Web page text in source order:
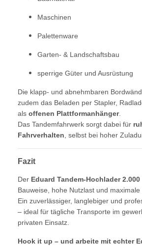
Maschinen
Palettenware
Garten- & Landschaftsbau
sperrige Güter und Ausrüstung
Die klapp- und abnehmbaren
zudem das Beladen per Stapler,
als offenen Plattformanhänger.
Das Tandemfahrwerk sorgt dabei für
Fahrverhalten , selbst bei hoher
Fazit
Der Eduard Tandem-Hochlader 2.000
Bauweise, hohe Nutzlast und maximale
Ein zuverlässiger, langlebiger und
– ideal für tägliche Transporte im
privaten Einsatz.
Hook it up – und arbeite mit echter